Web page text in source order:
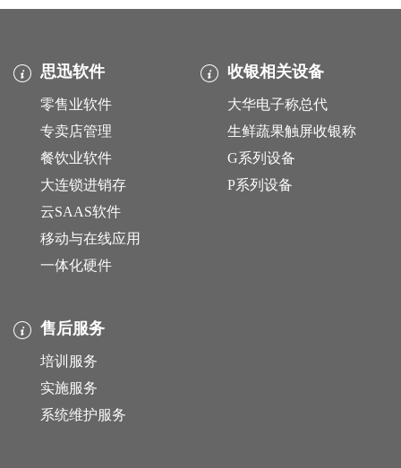
思迅软件
零售业软件
专卖店管理
餐饮业软件
大连锁进销存
云SAAS软件
移动与在线应用
一体化硬件
收银相关设备
大华电子称总代
生鲜蔬果触屏收银称
G系列设备
P系列设备
售后服务
培训服务
实施服务
系统维护服务